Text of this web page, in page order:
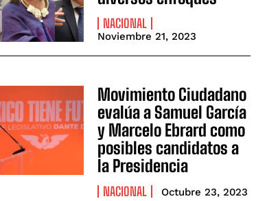
NACIONAL
Noviembre 21, 2023
Movimiento Ciudadano
evalúa a Samuel García
y Marcelo Ebrard como
posibles candidatos a
la Presidencia
NACIONAL Octubre 23, 2023